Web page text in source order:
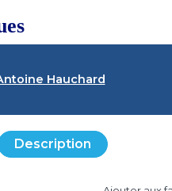
Hauchard
Description